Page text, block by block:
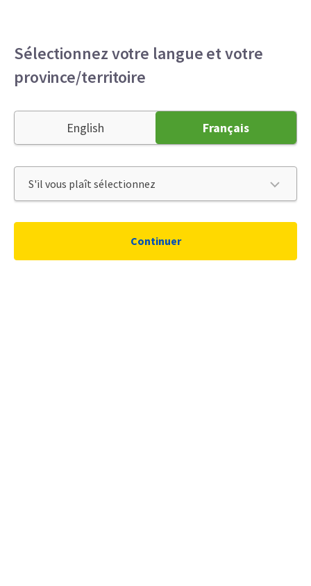
Sélectionnez votre langue et votre
province/territoire
English Français
Continuer